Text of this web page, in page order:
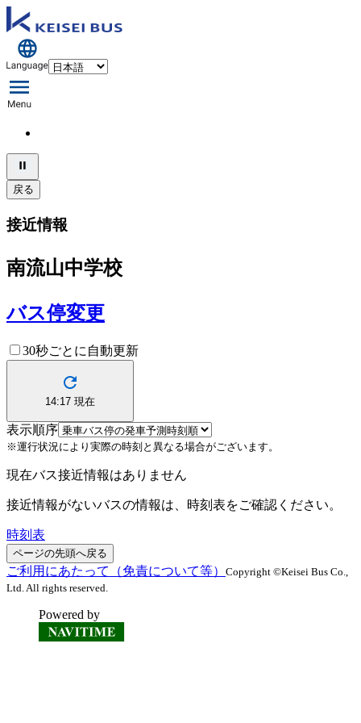
戻る
接近情報
南流山中学校
バス停変更
30秒ごとに自動更新
14:17 現在
表示順序
※運行状況により実際の時刻と異なる場合がございます。
現在バス接近情報はありません
接近情報がないバスの情報は、時刻表をご確認ください。
時刻表
ページの先頭へ戻る
ご利用にあたって（免責について等） Copyright ©Keisei Bus Co.,
Ltd. All rights reserved.
Powered by